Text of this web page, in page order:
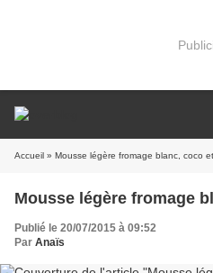
Accueil » Mousse légère fromage blanc, coco
Mousse légère fromage
Publié le 20/07/2015 à 09:52
Par Anaïs